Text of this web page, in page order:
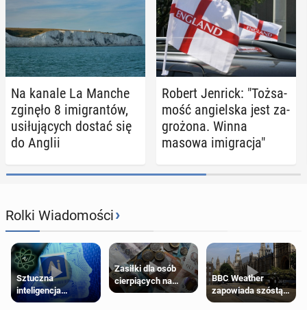
Na kanale La Manche
zginęło 8 imi­gran­tów,
usi­łu­ją­cych dostać się
do Anglii
Robert Jenrick: "Toż­sa­
mość an­giel­ska jest za­
gro­żo­na. Winna
masowa imi­gra­cja"
Rolki Wiadomości›
Sztuczna
inteligencja
próbowała oszukać
Zasiłki dla osób
cierpiących na
schorzenia
BBC Weather
zapowiada szóstą
falę upałów w